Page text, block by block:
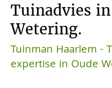
Tuinadvies in
Wetering.
Tuinman Haarlem -
expertise in Oude